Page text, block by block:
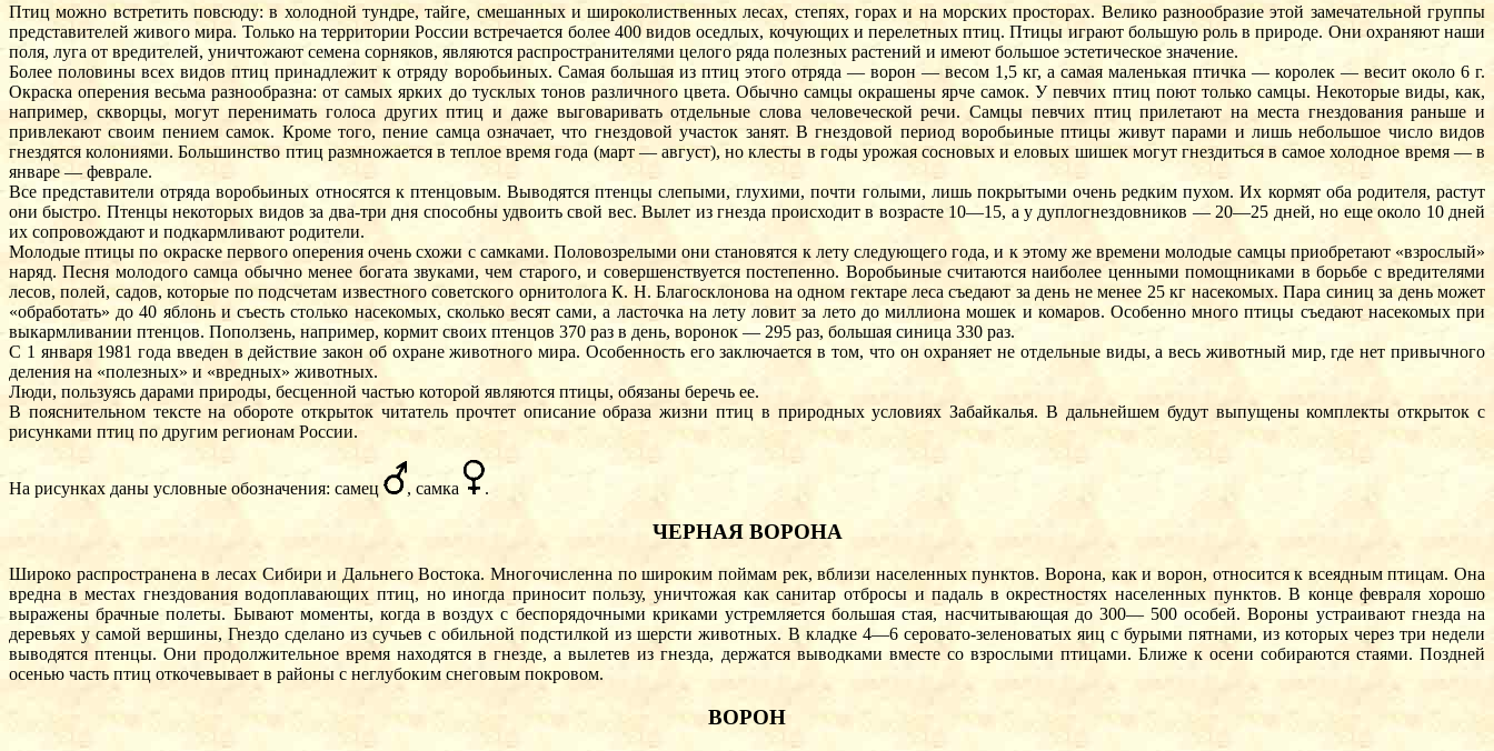
Птиц можно встретить повсюду: в холодной тундре, тайге, смешанных и широколиственных лесах, степях, горах и на морских просторах. Велико разнообразие этой замечательной группы
представителей живого мира. Только на территории России встречается более 400 видов оседлых, кочующих и перелетных птиц. Птицы играют большую роль в природе. Они охраняют наши
поля, луга от вредителей, уничтожают семена сорняков, являются распространителями целого ряда полезных растений и имеют большое эстетическое значение.
Более половины всех видов птиц принадлежит к отряду воробьиных. Самая большая из птиц этого отряда — ворон — весом 1,5 кг, а самая маленькая птичка — королек — весит около 6 г.
Окраска оперения весьма разнообразна: от самых ярких до тусклых тонов различного цвета. Обычно самцы окрашены ярче самок. У певчих птиц поют только самцы. Некоторые виды, как,
например, скворцы, могут перенимать голоса других птиц и даже выговаривать отдельные слова человеческой речи. Самцы певчих птиц прилетают на места гнездования раньше и
привлекают своим пением самок. Кроме того, пение самца означает, что гнездовой участок занят. В гнездовой период воробьиные птицы живут парами и лишь небольшое число видов
гнездятся колониями. Большинство птиц размножается в теплое время года (март — август), но клесты в годы урожая сосновых и еловых шишек могут гнездиться в самое холодное время — в
январе — феврале.
Все представители отряда воробьиных относятся к птенцовым. Выводятся птенцы слепыми, глухими, почти голыми, лишь покрытыми очень редким пухом. Их кормят оба родителя, растут
они быстро. Птенцы некоторых видов за два-три дня способны удвоить свой вес. Вылет из гнезда происходит в возрасте 10—15, а у дуплогнездовников — 20—25 дней, но еще около 10 дней
их сопровождают и подкармливают родители.
Молодые птицы по окраске первого оперения очень схожи с самками. Половозрелыми они становятся к лету следующего года, и к этому же времени молодые самцы приобретают «взрослый»
наряд. Песня молодого самца обычно менее богата звуками, чем старого, и совершенствуется постепенно. Воробьиные считаются наиболее ценными помощниками в борьбе с вредителями
лесов, полей, садов, которые по подсчетам известного советского орнитолога К. Н. Благосклонова на одном гектаре леса съедают за день не менее 25 кг насекомых. Пара синиц за день может
«обработать» до 40 яблонь и съесть столько насекомых, сколько весят сами, а ласточка на лету ловит за лето до миллиона мошек и комаров. Особенно много птицы съедают насекомых при
выкармливании птенцов. Поползень, например, кормит своих птенцов 370 раз в день, воронок — 295 раз, большая синица 330 раз.
С 1 января 1981 года введен в действие закон об охране животного мира. Особенность его заключается в том, что он охраняет не отдельные виды, а весь животный мир, где нет привычного
деления на «полезных» и «вредных» животных.
Люди, пользуясь дарами природы, бесценной частью которой являются птицы, обязаны беречь ее.
В пояснительном тексте на обороте открыток читатель прочтет описание образа жизни птиц в природных условиях Забайкалья. В дальнейшем будут выпущены комплекты открыток с
рисунками птиц по другим регионам России.
На рисунках даны условные обозначения: самец , самка .
ЧЕРНАЯ ВОРОНА
Широко распространена в лесах Сибири и Дальнего Востока. Многочисленна по широким поймам рек, вблизи населенных пунктов. Ворона, как и ворон, относится к всеядным птицам. Она
вредна в местах гнездования водоплавающих птиц, но иногда приносит пользу, уничтожая как санитар отбросы и падаль в окрестностях населенных пунктов. В конце февраля хорошо
выражены брачные полеты. Бывают моменты, когда в воздух с беспорядочными криками устремляется большая стая, насчитывающая до 300— 500 особей. Вороны устраивают гнезда на
деревьях у самой вершины, Гнездо сделано из сучьев с обильной подстилкой из шерсти животных. В кладке 4—6 серовато-зеленоватых яиц с бурыми пятнами, из которых через три недели
выводятся птенцы. Они продолжительное время находятся в гнезде, а вылетев из гнезда, держатся выводками вместе со взрослыми птицами. Ближе к осени собираются стаями. Поздней
осенью часть птиц откочевывает в районы с неглубоким снеговым покровом.
ВОРОН